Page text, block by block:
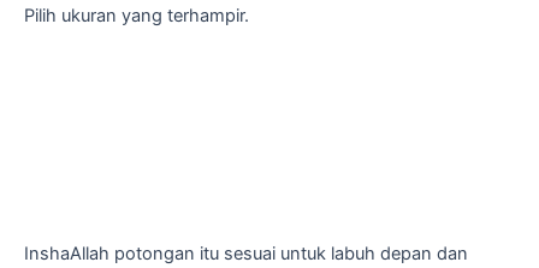
Pilih ukuran yang terhampir.
InshaAllah potongan itu sesuai untuk labuh depan dan